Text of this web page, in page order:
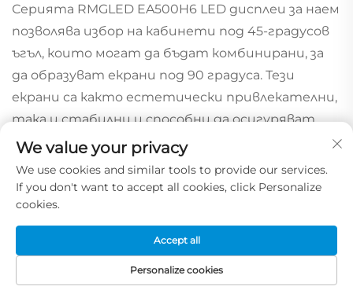
Серията RMGLED EA500H6 LED дисплеи за наем
позволява избор на кабинети под 45-градусов
ъгъл, които могат да бъдат комбинирани, за
да образуват екрани под 90 градуса. Тези
екрани са както естетически привлекателни,
така и стабилни и способни да осигуряват
висококачествени ефекти на дисплея от
всяка перспектива.
（2） Изкривен монтаж
Екраните за наем RMGLED LED могат да бъдат
осигурени с високоточни извити ключалки,
които позволяват монтиране по крива,
независимо дали става въпрос за вътрешна
We value your privacy
We use cookies and similar tools to provide our services.
If you don't want to accept all cookies, click Personalize
cookies.
Personalize cookies
Accept all